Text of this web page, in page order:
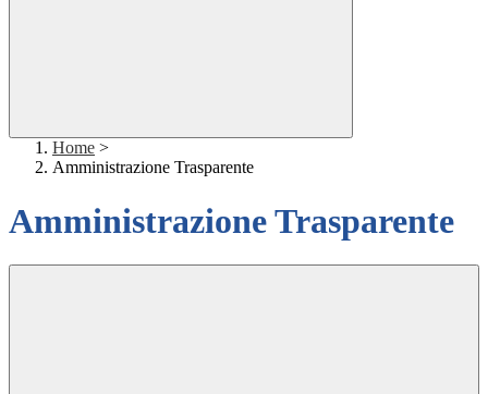
Home >
Amministrazione Trasparente
Amministrazione Trasparente